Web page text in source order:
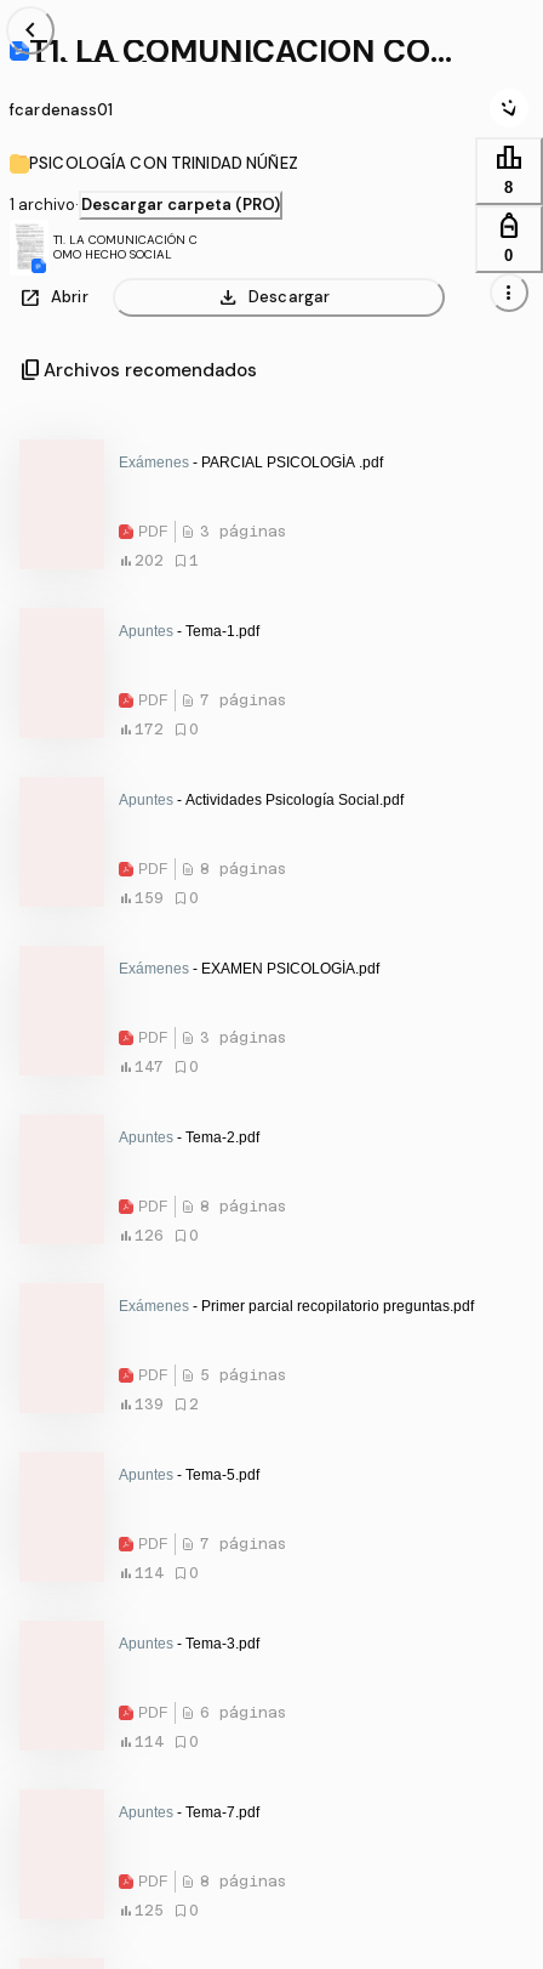
chevron_left
T1. LA COMUNICACIÓN COM
O HECHO SOCIAL
fcardenass01
PSICOLOGÍA CON TRINIDAD NÚÑEZ
1 archivo· Descargar carpeta (PRO)
T1. LA COMUNICACIÓN C
OMO HECHO SOCIAL
open_in_new Abrir download Descargar
leaderboard
8
personal_bag
0
more_vert
content_copy Archivos recomendados
Exámenes - PARCIAL PSICOLOGÍA .pdf
PDF
3 páginas
202
1
Apuntes - Tema-1.pdf
PDF
7 páginas
172
0
Apuntes - Actividades Psicología Social.pdf
PDF
8 páginas
159
0
Exámenes - EXAMEN PSICOLOGÍA.pdf
PDF
3 páginas
147
0
Apuntes - Tema-2.pdf
PDF
8 páginas
126
0
Exámenes - Primer parcial recopilatorio preguntas.pdf
PDF
5 páginas
139
2
Apuntes - Tema-5.pdf
PDF
7 páginas
114
0
Apuntes - Tema-3.pdf
PDF
6 páginas
114
0
Apuntes - Tema-7.pdf
PDF
8 páginas
125
0